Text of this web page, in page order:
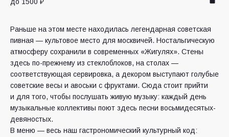
Раньше на этом месте находилась легендарная советская
пивная — культовое место для москвичей. Ностальгическую
атмосферу сохранили в современных «Жигулях». Стены
здесь по-прежнему из стеклоблоков, на столах —
соответствующая сервировка, а декором выступают голубые
советские весы и авоськи с фруктами. Сюда стоит прийти
и для того, чтобы послушать живую музыку: каждый день
музыкальные коллективы поют здесь песни восьмидесятых-
девяностых.
В меню — весь наш гастрономический культурный код: